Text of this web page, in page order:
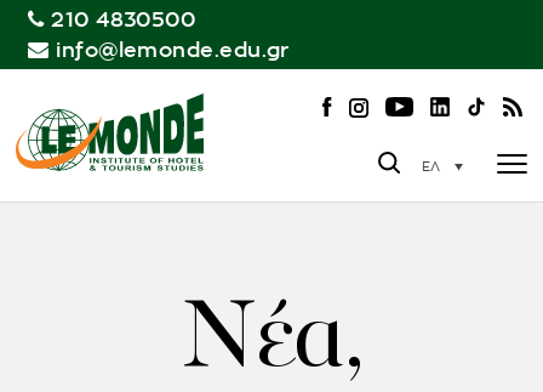
210 4830500
info@lemonde.edu.gr
ΕΛ
Νέα,